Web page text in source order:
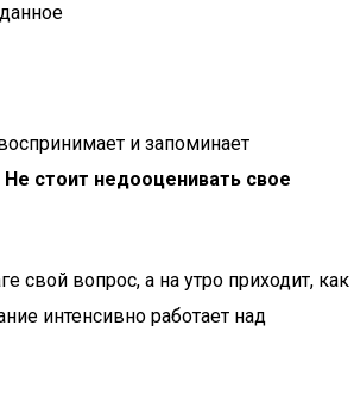
и запоминает
Не стоит недооценивать свое
свой вопрос, а на утро приходит, как
интенсивно работает над